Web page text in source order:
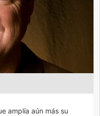
amplía aún más su